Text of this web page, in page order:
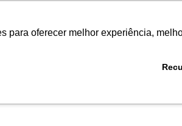
para oferecer melhor experiência,